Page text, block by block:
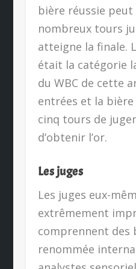
bière réussie
nombreux tours
atteigne la finale.
était la catégorie
du WBC de cette
entrées et la
cinq tours de
d’obtenir l’or.
Les juges
Les juges eux-
extrêmement
comprennent des
renommée